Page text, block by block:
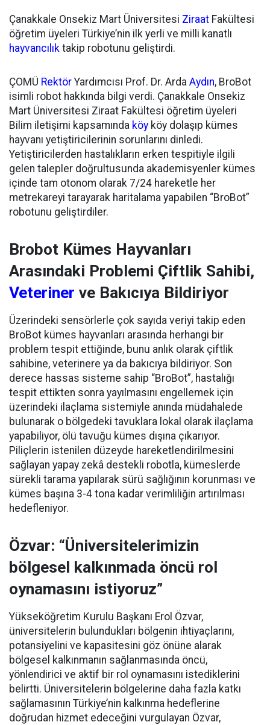
Çanakkale Onsekiz Mart Üniversitesi Ziraat Fakültesi
öğretim üyeleri Türkiye’nin ilk yerli ve milli kanatlı
hayvancılık takip robotunu geliştirdi.
ÇOMÜ Rektör Yardımcısı Prof. Dr. Arda Aydın, BroBot
isimli robot hakkında bilgi verdi. Çanakkale Onsekiz
Mart Üniversitesi Ziraat Fakültesi öğretim üyeleri
Bilim iletişimi kapsamında köy köy dolaşıp kümes
hayvanı yetiştiricilerinin sorunlarını dinledi.
Yetiştiricilerden hastalıkların erken tespitiyle ilgili
gelen talepler doğrultusunda akademisyenler kümes
içinde tam otonom olarak 7/24 hareketle her
metrekareyi tarayarak haritalama yapabilen “BroBot”
robotunu geliştirdiler.
Brobot Kümes Hayvanları
Arasındaki Problemi Çiftlik Sahibi,
Veteriner ve Bakıcıya Bildiriyor
Üzerindeki sensörlerle çok sayıda veriyi takip eden
BroBot kümes hayvanları arasında herhangi bir
problem tespit ettiğinde, bunu anlık olarak çiftlik
sahibine, veterinere ya da bakıcıya bildiriyor. Son
derece hassas sisteme sahip “BroBot”, hastalığı
tespit ettikten sonra yayılmasını engellemek için
üzerindeki ilaçlama sistemiyle anında müdahalede
bulunarak o bölgedeki tavuklara lokal olarak ilaçlama
yapabiliyor, ölü tavuğu kümes dışına çıkarıyor.
Piliçlerin istenilen düzeyde hareketlendirilmesini
sağlayan yapay zekâ destekli robotla, kümeslerde
sürekli tarama yapılarak sürü sağlığının korunması ve
kümes başına 3-4 tona kadar verimliliğin artırılması
hedefleniyor.
Özvar: “Üniversitelerimizin
bölgesel kalkınmada öncü rol
oynamasını istiyoruz”
Yükseköğretim Kurulu Başkanı Erol Özvar,
üniversitelerin bulundukları bölgenin ihtiyaçlarını,
potansiyelini ve kapasitesini göz önüne alarak
bölgesel kalkınmanın sağlanmasında öncü,
yönlendirici ve aktif bir rol oynamasını istediklerini
belirtti. Üniversitelerin bölgelerine daha fazla katkı
sağlamasının Türkiye’nin kalkınma hedeflerine
doğrudan hizmet edeceğini vurgulayan Özvar,